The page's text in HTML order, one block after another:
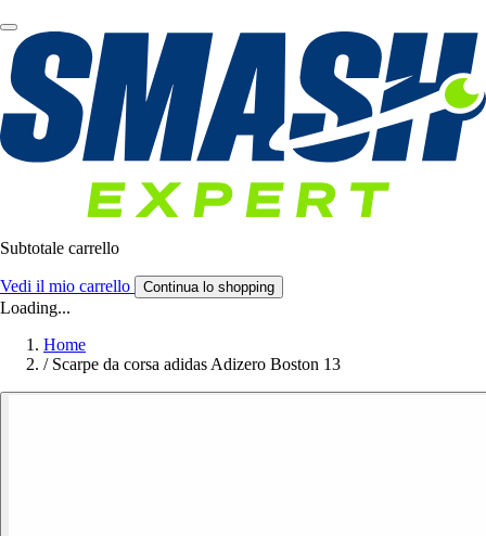
Subtotale carrello
Vedi il mio carrello Continua lo shopping
Loading...
Home
/ Scarpe da corsa adidas Adizero Boston 13